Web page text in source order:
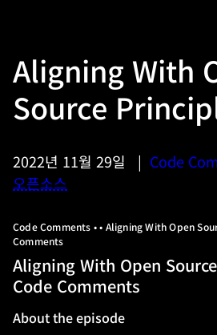
Aligning With
Source
2022년 11월 29일 | Code
오픈소스
Code Comments • • Aligning With Open
Comments
Aligning With Open
Code Comments
About the episode